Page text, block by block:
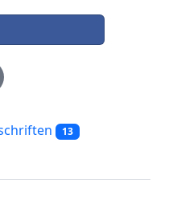
13